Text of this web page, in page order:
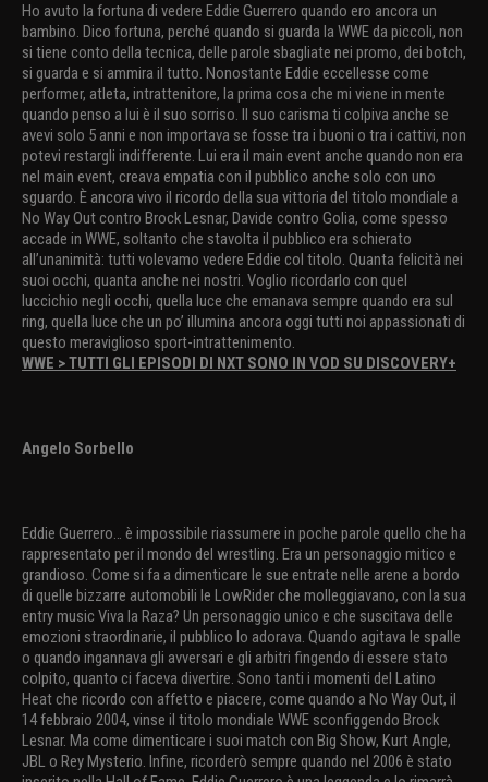
Ho avuto la fortuna di vedere Eddie Guerrero quando ero ancora un
bambino. Dico fortuna, perché quando si guarda la WWE da piccoli, non
si tiene conto della tecnica, delle parole sbagliate nei promo, dei botch,
si guarda e si ammira il tutto. Nonostante Eddie eccellesse come
performer, atleta, intrattenitore, la prima cosa che mi viene in mente
quando penso a lui è il suo sorriso. Il suo carisma ti colpiva anche se
avevi solo 5 anni e non importava se fosse tra i buoni o tra i cattivi, non
potevi restargli indifferente. Lui era il main event anche quando non era
nel main event, creava empatia con il pubblico anche solo con uno
sguardo. È ancora vivo il ricordo della sua vittoria del titolo mondiale a
No Way Out contro Brock Lesnar, Davide contro Golia, come spesso
accade in WWE, soltanto che stavolta il pubblico era schierato
all’unanimità: tutti volevamo vedere Eddie col titolo. Quanta felicità nei
suoi occhi, quanta anche nei nostri. Voglio ricordarlo con quel
luccichio negli occhi, quella luce che emanava sempre quando era sul
ring, quella luce che un po’ illumina ancora oggi tutti noi appassionati di
questo meraviglioso sport-intrattenimento.
WWE > TUTTI GLI EPISODI DI NXT SONO IN VOD SU DISCOVERY+
Angelo Sorbello
Eddie Guerrero… è impossibile riassumere in poche parole quello che ha
rappresentato per il mondo del wrestling. Era un personaggio mitico e
grandioso. Come si fa a dimenticare le sue entrate nelle arene a bordo
di quelle bizzarre automobili le LowRider che molleggiavano, con la sua
entry music Viva la Raza? Un personaggio unico e che suscitava delle
emozioni straordinarie, il pubblico lo adorava. Quando agitava le spalle
o quando ingannava gli avversari e gli arbitri fingendo di essere stato
colpito, quanto ci faceva divertire. Sono tanti i momenti del Latino
Heat che ricordo con affetto e piacere, come quando a No Way Out, il
14 febbraio 2004, vinse il titolo mondiale WWE sconfiggendo Brock
Lesnar. Ma come dimenticare i suoi match con Big Show, Kurt Angle,
JBL o Rey Mysterio. Infine, ricorderò sempre quando nel 2006 è stato